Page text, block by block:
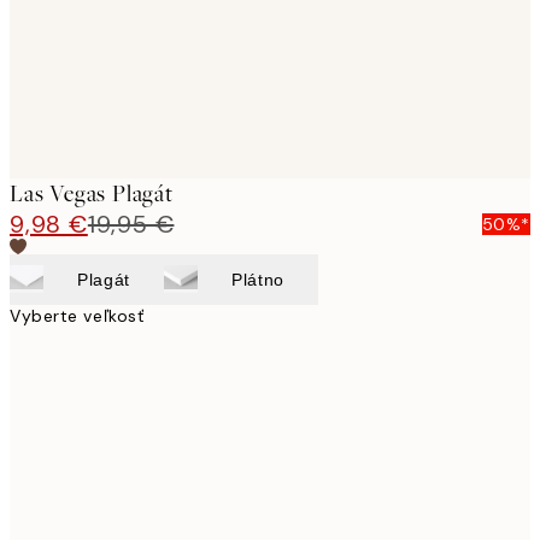
Las Vegas Plagát
9,98 €19,95 € 50%*
Plagát Plátno
Vyberte veľkosť